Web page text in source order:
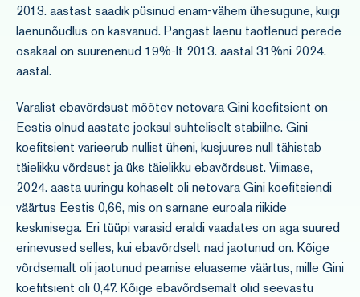
2013. aastast saadik püsinud enam-vähem ühesugune, kuigi
laenunõudlus on kasvanud. Pangast laenu taotlenud perede
osakaal on suurenenud 19%-lt 2013. aastal 31%ni 2024.
aastal.
Varalist ebavõrdsust mõõtev netovara Gini koefitsient on
Eestis olnud aastate jooksul suhteliselt stabiilne. Gini
koefitsient varieerub nullist üheni, kusjuures null tähistab
täielikku võrdsust ja üks täielikku ebavõrdsust. Viimase,
2024. aasta uuringu kohaselt oli netovara Gini koefitsiendi
väärtus Eestis 0,66, mis on sarnane euroala riikide
keskmisega. Eri tüüpi varasid eraldi vaadates on aga suured
erinevused selles, kui ebavõrdselt nad jaotunud on. Kõige
võrdsemalt oli jaotunud peamise eluaseme väärtus, mille Gini
koefitsient oli 0,47. Kõige ebavõrdsemalt olid seevastu